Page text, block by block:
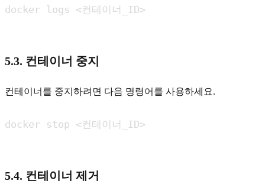
5.3. 컨테이너 중지
컨테이너를 중지하려면 다음 명령어를 사용하세요.
5.4. 컨테이너 제거